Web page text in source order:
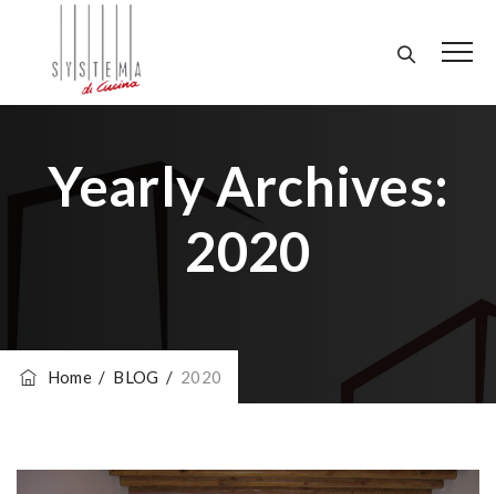
Yearly Archives:
2020
Home/ BLOG / 2020